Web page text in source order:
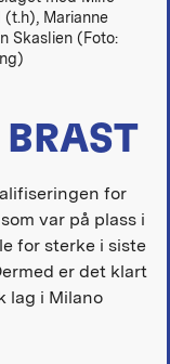
Marianne
Skaslien (Foto:
for
var på plass i
for sterke i siste
er det klart
lag i Milano